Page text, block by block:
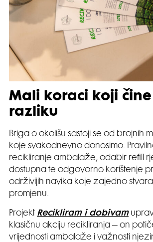
Mali koraci koji
razliku
Briga o okolišu sastoji se od brojnih
koje svakodnevno donosimo.
recikliranje ambalaže, odabir refill
dostupna te odgovorno korištenje
održivijih navika koje zajedno
promjenu.
Projekt Recikliram i dobivam
klasičnu akciju recikliranja – on
vrijednosti ambalaže i važnosti